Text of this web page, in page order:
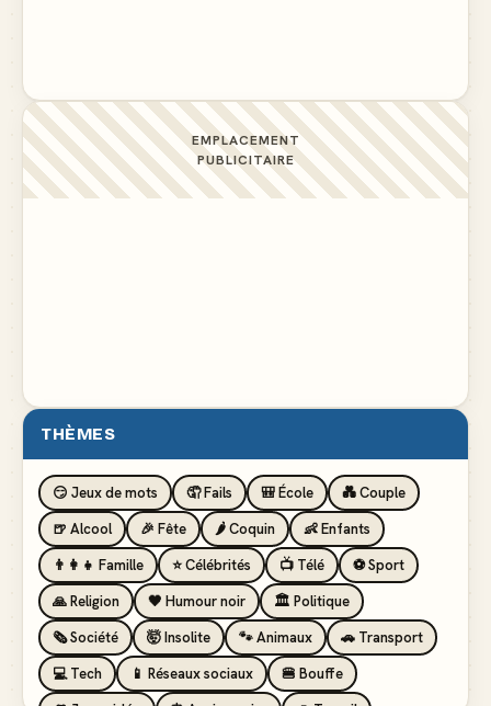
EMPLACEMENT
PUBLICITAIRE
THÈMES
😏 Jeux de mots 🤦 Fails 🎒 École
💑 Couple
🍺 Alcool
🎉 Fête 🌶️ Coquin
👶 Enfants
👨‍👩‍👧 Famille
⭐ Célébrités 📺 Télé
⚽ Sport
🙏 Religion
🖤 Humour noir
🏛️ Politique
🗞️ Société
🤯 Insolite 🐾 Animaux
🚗 Transport
💻 Tech
📱 Réseaux sociaux
🍔 Bouffe